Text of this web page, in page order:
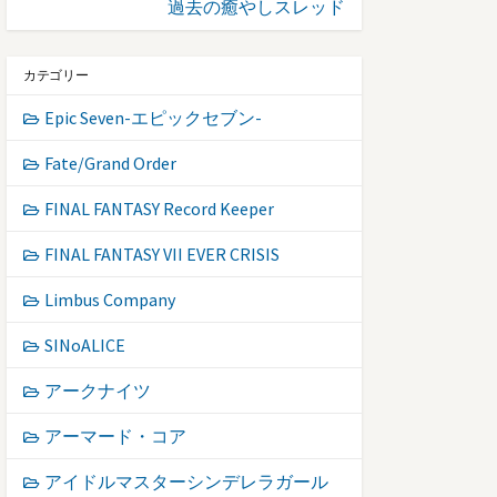
過去の癒やしスレッド
カテゴリー
Epic Seven-エピックセブン-
Fate/Grand Order
FINAL FANTASY Record Keeper
FINAL FANTASY VII EVER CRISIS
Limbus Company
SINoALICE
アークナイツ
アーマード・コア
アイドルマスターシンデレラガール